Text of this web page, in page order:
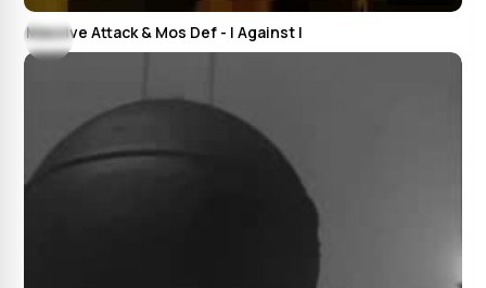
Massive Attack & Mos Def - I Against I